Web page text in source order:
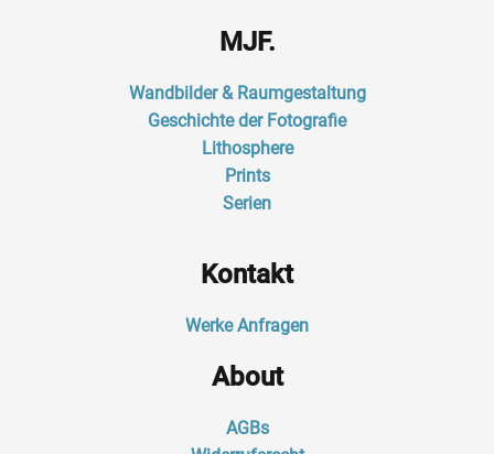
MJF.
Wandbilder & Raumgestaltung
Geschichte der Fotografie
Lithosphere
Prints
Serien
Kontakt
Werke Anfragen
About
AGBs